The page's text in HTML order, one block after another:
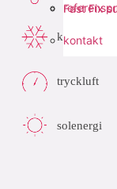
Fast Fix
kontakt
kyla
tryckluft
solenergi